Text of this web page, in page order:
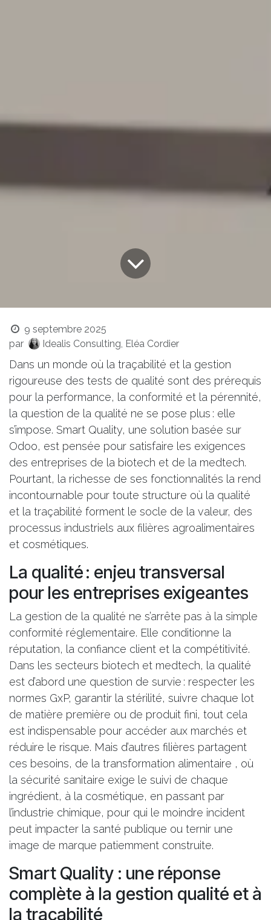
9 septembre 2025
par
Idealis Consulting, Eléa Cordier
Dans un monde où la traçabilité et la gestion
rigoureuse des tests de qualité sont des prérequis
pour la performance, la conformité et la pérennité,
la question de la qualité ne se pose plus : elle
s’impose. Smart Quality, une solution basée sur
Odoo, est pensée pour satisfaire les exigences
des entreprises de la biotech et de la medtech.
Pourtant, la richesse de ses fonctionnalités la rend
incontournable pour toute structure où la qualité
et la traçabilité forment le socle de la valeur, des
processus industriels aux filières agroalimentaires
et cosmétiques.
La qualité : enjeu transversal
pour les entreprises exigeantes
La gestion de la qualité ne s’arrête pas à la simple
conformité réglementaire. Elle conditionne la
réputation, la confiance client et la compétitivité.
Dans les secteurs biotech et medtech, la qualité
est d’abord une question de survie : respecter les
normes GxP, garantir la stérilité, suivre chaque lot
de matière première ou de produit fini, tout cela
est indispensable pour accéder aux marchés et
réduire le risque. Mais d’autres filières partagent
ces besoins, de la transformation alimentaire , où
la sécurité sanitaire exige le suivi de chaque
ingrédient, à la cosmétique, en passant par
l’industrie chimique, pour qui le moindre incident
peut impacter la santé publique ou ternir une
image de marque patiemment construite.
Smart Quality : une réponse
complète à la gestion qualité et à
la traçabilité